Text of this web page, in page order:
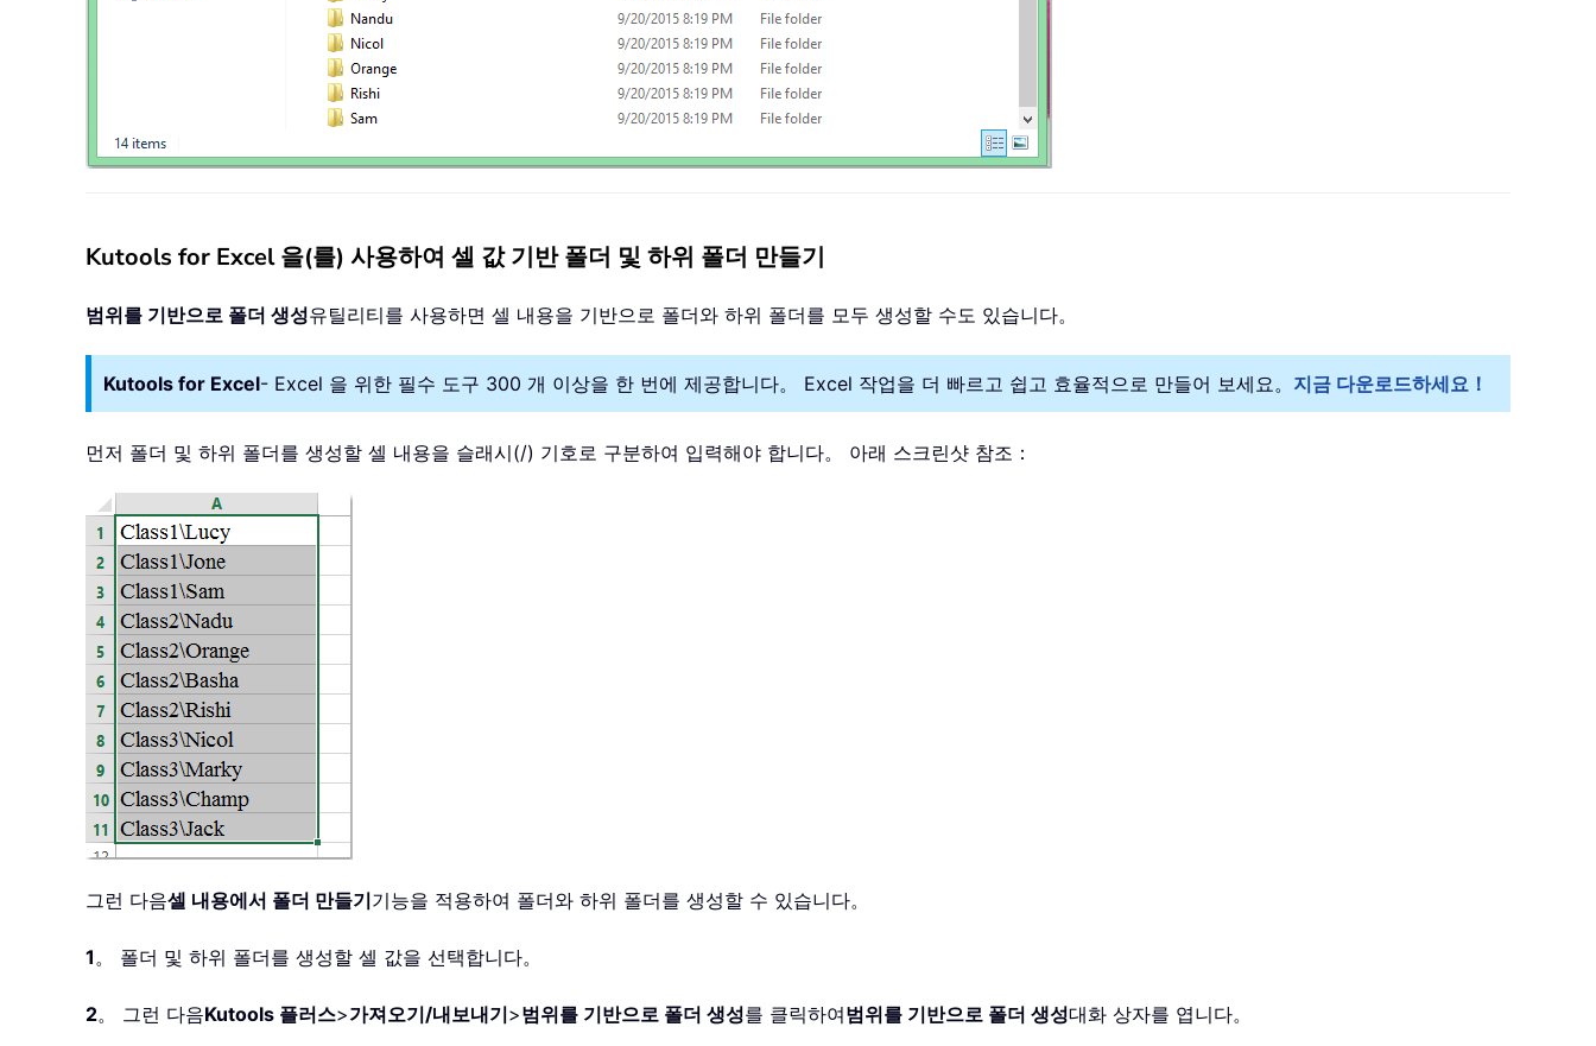
Kutools for Excel 을(를) 사용하여 셀 값 기반 폴더 및 하위 폴더 만들기
범위를 기반으로 폴더 생성유틸리티를 사용하면 셀 내용을 기반으로 폴더와 하위 폴더를 모두 생성할 수도 있습니다。
Kutools for Excel- Excel 을 위한 필수 도구 300 개 이상을 한 번에 제공합니다。 Excel 작업을 더 빠르고 쉽고 효율적으로 만들어 보세요。 지금 다운로드하세요！
먼저 폴더 및 하위 폴더를 생성할 셀 내용을 슬래시(/) 기호로 구분하여 입력해야 합니다。 아래 스크린샷 참조：
그런 다음셀 내용에서 폴더 만들기기능을 적용하여 폴더와 하위 폴더를 생성할 수 있습니다。
1。 폴더 및 하위 폴더를 생성할 셀 값을 선택합니다。
2。 그런 다음Kutools 플러스>가져오기/내보내기>범위를 기반으로 폴더 생성를 클릭하여범위를 기반으로 폴더 생성대화 상자를 엽니다。